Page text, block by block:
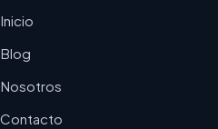
Inicio
Blog
Nosotros
Contacto